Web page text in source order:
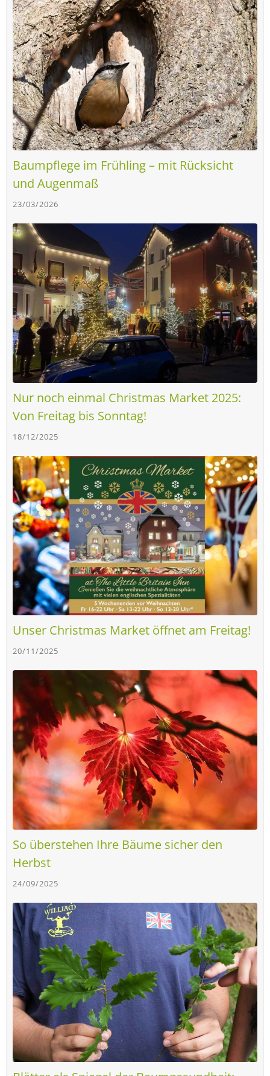
Baumpflege im Frühling – mit Rücksicht
und Augenmaß
23/03/2026
Nur noch einmal Christmas Market 2025:
Von Freitag bis Sonntag!
18/12/2025
Unser Christmas Market öffnet am Freitag!
20/11/2025
So überstehen Ihre Bäume sicher den
Herbst
24/09/2025